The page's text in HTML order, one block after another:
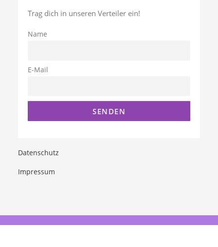
Trag dich in unseren Verteiler ein!
Name
E-Mail
Datenschutz
Impressum